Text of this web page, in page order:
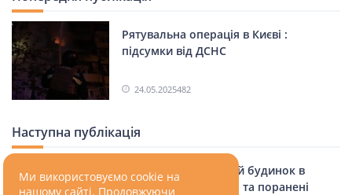
Святошинський район.
Ми використовуємо cookie на
нашому сайті. Продовжуючи